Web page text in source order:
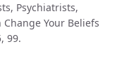
Psychiatrists,
Your Beliefs
99.